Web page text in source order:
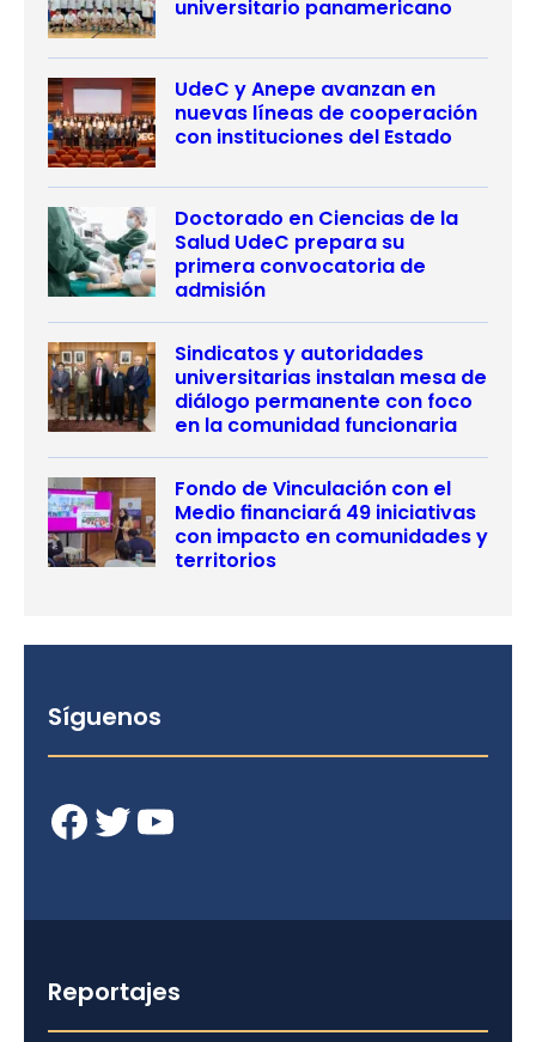
universitario panamericano
UdeC y Anepe avanzan en
nuevas líneas de cooperación
con instituciones del Estado
Doctorado en Ciencias de la
Salud UdeC prepara su
primera convocatoria de
admisión
Sindicatos y autoridades
universitarias instalan mesa de
diálogo permanente con foco
en la comunidad funcionaria
Fondo de Vinculación con el
Medio financiará 49 iniciativas
con impacto en comunidades y
territorios
Síguenos
Facebook Twitter YouTube
Reportajes